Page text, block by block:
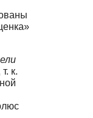
т. к.